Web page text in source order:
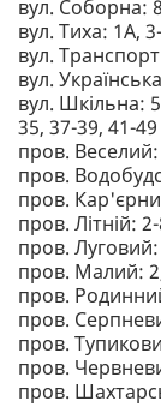
вул. Соборна:
вул. Тиха: 1А,
вул.
вул.
вул. Шкільна:
35, 37-39, 41-
пров.
пров.
пров.
пров. Літній:
пров. Луговий:
пров. Малий:
пров.
пров.
пров.
пров.
пров.